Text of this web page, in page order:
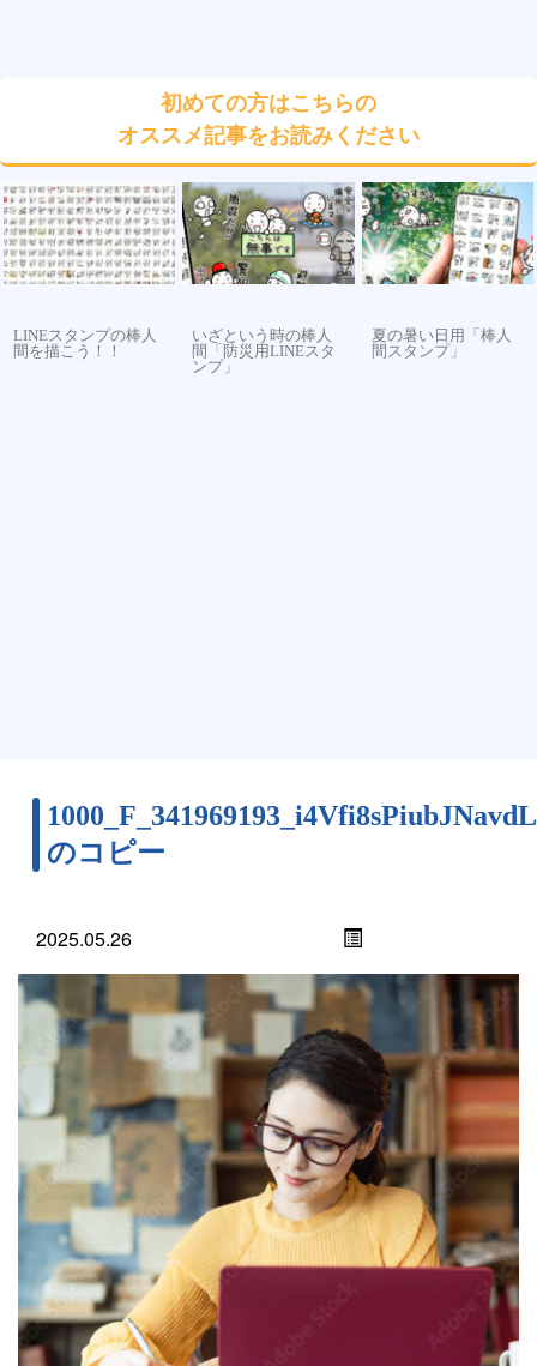
初めての方はこちらの
オススメ記事をお読みください
LINEスタンプの棒人
間を描こう！！
いざという時の棒人
間「防災用LINEスタ
ンプ」
夏の暑い日用「棒人
間スタンプ」
のコピー
2025.05.26